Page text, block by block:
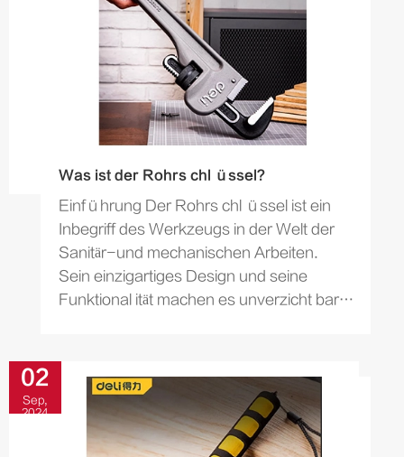
Was ist der Rohrs chl üssel?
Einführung Der Rohrs chl üssel ist ein
Inbegriff des Werkzeugs in der Welt der
Sanitär-und mechanischen Arbeiten.
Sein einzigartiges Design und seine
Funktional ität machen es unverzicht bar
02
Sep,
2024